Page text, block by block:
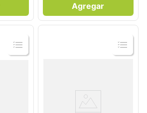
Agregar
Ver
Producto